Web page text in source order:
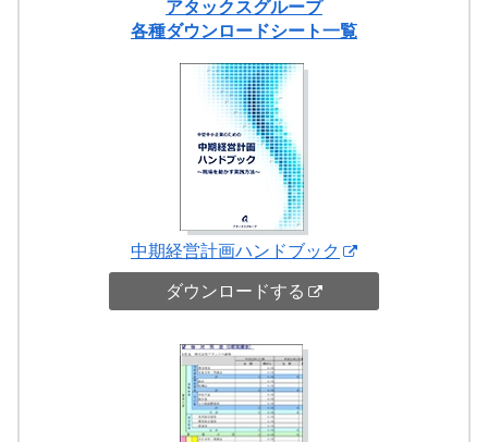
アタックスグループ
各種ダウンロードシート一覧
中期経営計画ハンドブック
ダウンロードする